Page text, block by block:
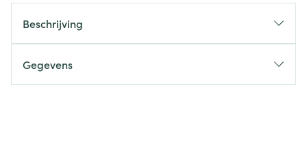
Beschrijving
Gegevens